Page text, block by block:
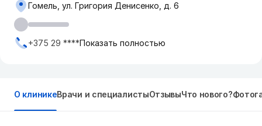
Гомель, ул. Григория Денисенко, д. 6
+375 29 ****Показать полностью
О клиникеВрачи и специалистыОтзывыЧто нового?